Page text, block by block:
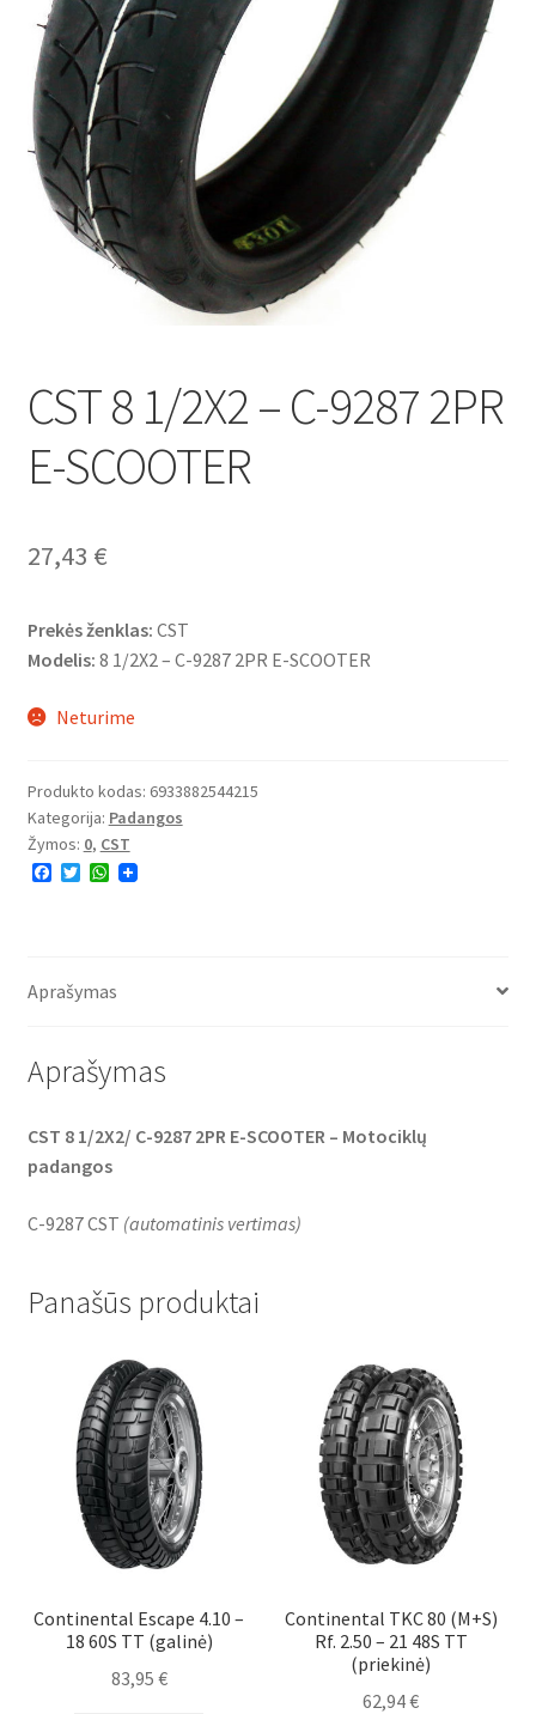
CST 8 1/2X2 – C-9287 2PR
E-SCOOTER
27,43 €
Prekės ženklas: CST
Modelis: 8 1/2X2 – C-9287 2PR E-SCOOTER
Neturime
Produkto kodas: 6933882544215
Kategorija: Padangos
Žymos: 0, CST
F
o
k
T
r
W
p
p
Aprašymas
Aprašymas
CST 8 1/2X2/ C-9287 2PR E-SCOOTER – Motociklų
padangos
C-9287 CST (automatinis vertimas)
Panašūs produktai
Continental Escape 4.10 –
18 60S TT (galinė)
83,95 €
Continental TKC 80 (M+S)
Rf. 2.50 – 21 48S TT
(priekinė)
62,94€